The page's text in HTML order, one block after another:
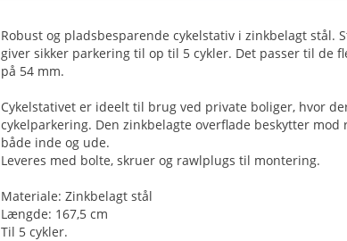
Robust og pladsbesparende cykelstativ i zinkbelagt stål.
giver sikker parkering til op til 5 cykler. Det passer til de
på 54 mm.
Cykelstativet er ideelt til brug ved private boliger, hvor
cykelparkering. Den zinkbelagte overflade beskytter
både inde og ude.
Leveres med bolte, skruer og rawlplugs til montering.
Materiale: Zinkbelagt stål
Længde: 167,5 cm
Til 5 cykler.